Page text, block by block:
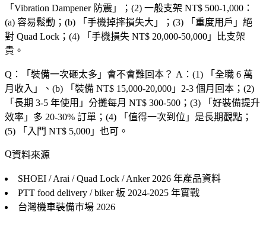
「 Vibration Dampener 防震 」；(2) 一般支架 NT$ 500-1,000：
(a) 容易鬆動；(b) 「 手機掉摔損失大 」；(3) 「 重度用戶 」絕
對 Quad Lock；(4) 「 手機損失 NT$ 20,000-50,000 」比支架
貴。
Q：「 裝備一次砸太多 」會不會難回本？ A：(1) 「 全職 6 萬
月收入 」、(b) 「 裝備 NT$ 15,000-20,000 」2-3 個月回本；(2)
「 長期 3-5 年使用 」分攤每月 NT$ 300-500；(3) 「 好裝備提升
效率 」多 20-30% 訂單；(4) 「 值得一次到位 」是長期觀點；
(5) 「 入門 NT$ 5,000 」也可。
資料來源
SHOEI / Arai / Quad Lock / Anker2026 年產品資料
PTT food delivery / biker 板 2024-2025 年實戰
台灣機車裝備市場 2026